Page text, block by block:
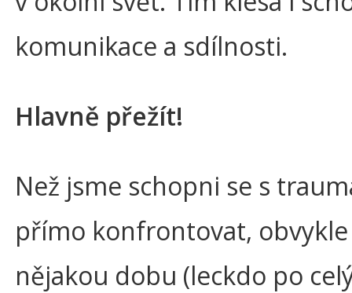
komunikace a sdílnosti.
Hlavně přežít!
Než jsme schopni se s
přímo konfrontovat,
nějakou dobu (leckdo po